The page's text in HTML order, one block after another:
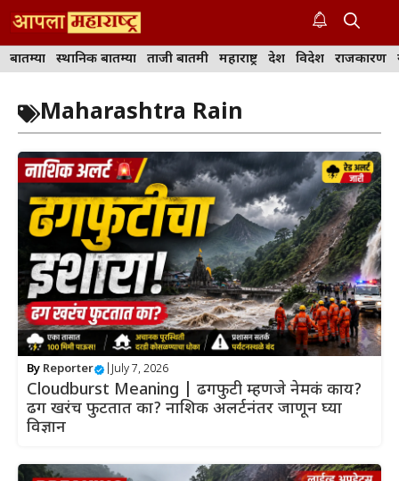
content
बातम्या स्थानिक बातम्या ताजी बातमी महाराष्ट्र देश विदेश राजकारण
Maharashtra Rain
By Reporter July 7, 2026
Cloudburst Meaning | ढगफुटी म्हणजे नेमकं काय?
ढग खरंच फुटतात का? नाशिक अलर्टनंतर जाणून घ्या
विज्ञान